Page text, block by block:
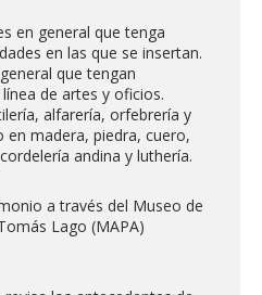
Funcionarias/os
Egresadas/os
en general que tenga
en las que se insertan.
que tengan
de artes y oficios.
alfarería, orfebrería y
madera, piedra, cuero,
andina y luthería.
a través del Museo de
Lago (MAPA)